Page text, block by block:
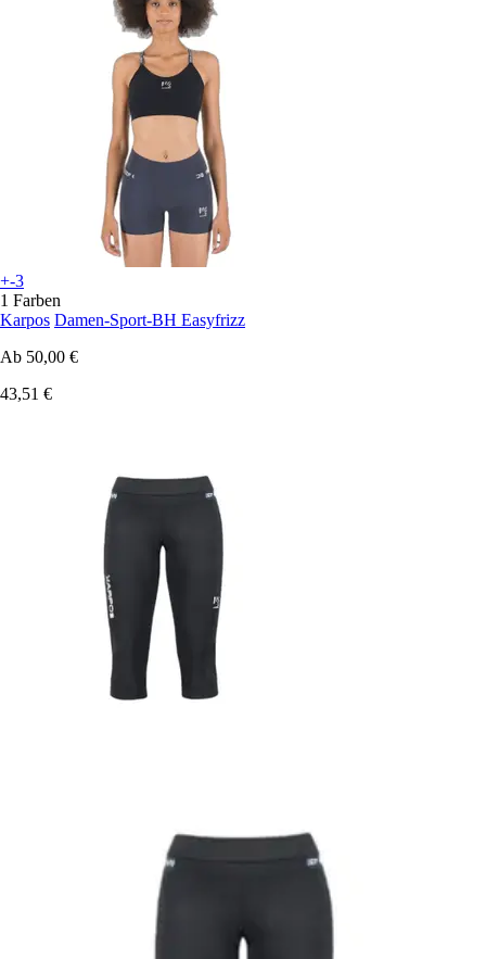
+-3
1 Farben
Karpos Damen-Sport-BH Easyfrizz
Ab 50,00 €
43,51 €